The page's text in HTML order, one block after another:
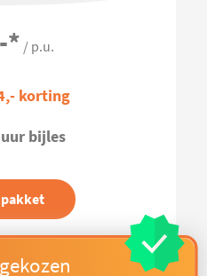
* / p.u.
korting
bijles
pakket